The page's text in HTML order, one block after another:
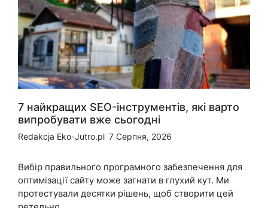
7 найкращих SEO-інструментів, які варто
випробувати вже сьогодні
Redakcja Eko-Jutro.pl 7 Серпня, 2026
Вибір правильного програмного забезпечення для
оптимізації сайту може загнати в глухий кут. Ми
протестували десятки рішень, щоб створити цей